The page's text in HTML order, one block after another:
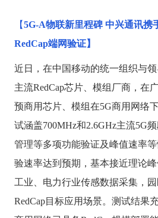
【5G-A物联新里程碑 中兴通讯携
RedCap端网验证】
近日，在中国移动的统一组织与
主流RedCap芯片、模组厂商，在
预商用芯片、模组在5G商用网络
试涵盖700MHz和2.6GHz主流5G
管理等多项功能验证及峰值速率
验速率达到预期，基本接近理论
工业、电力行业传感数据采集，
RedCap目标应用场景。测试结果